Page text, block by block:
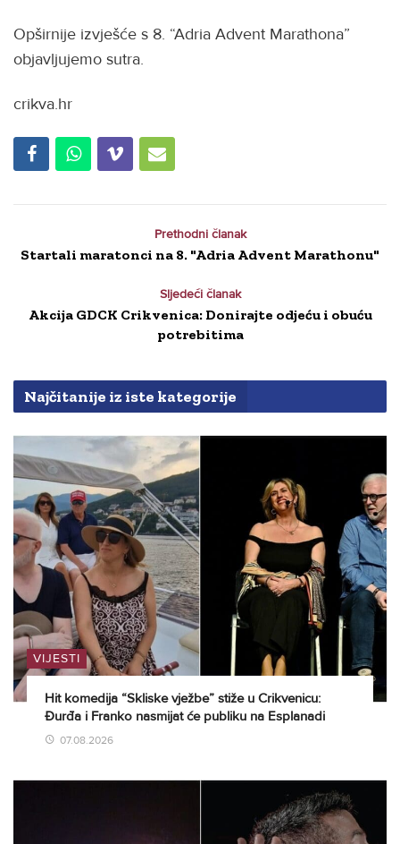
Opširnije izvješće s 8. “Adria Advent Marathona”
objavljujemo sutra.
crikva.hr
Prethodni članak
Startali maratonci na 8. "Adria Advent Marathonu"
Sljedeći članak
Akcija GDCK Crikvenica: Donirajte odjeću i obuću
potrebitima
Najčitanije iz iste kategorije
VIJESTI
Hit komedija “Skliske vježbe” stiže u Crikvenicu:
Đurđa i Franko nasmijat će publiku na Esplanadi
07.08.2026